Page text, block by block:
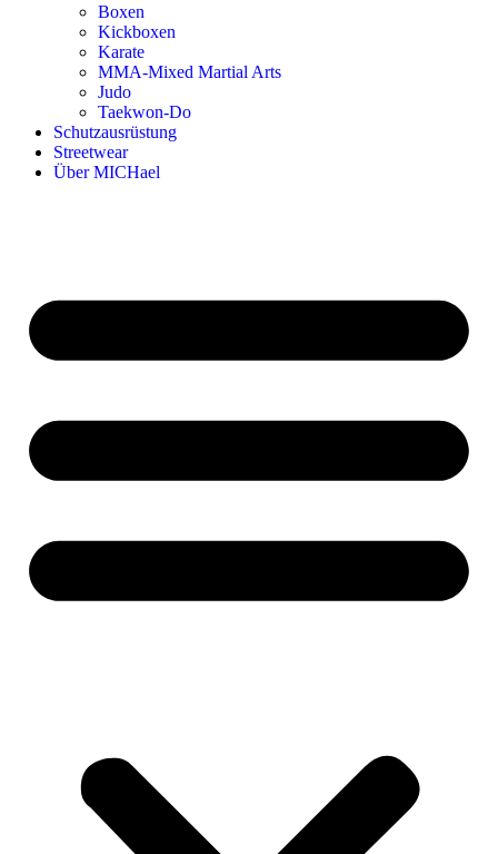
Boxen
Kickboxen
Karate
MMA-Mixed Martial Arts
Judo
Taekwon-Do
Schutzausrüstung
Streetwear
Über MICHael